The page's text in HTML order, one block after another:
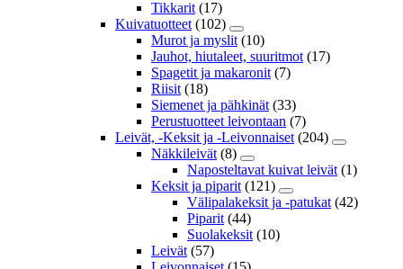
Tikkarit (17)
Kuivatuotteet (102)
Murot ja myslit (10)
Jauhot, hiutaleet, suuritmot (17)
Spagetit ja makaronit (7)
Riisit (18)
Siemenet ja pähkinät (33)
Perustuotteet leivontaan (7)
Leivät, -Keksit ja -Leivonnaiset (204)
Näkkileivät (8)
Naposteltavat kuivat leivät (1)
Keksit ja piparit (121)
Välipalakeksit ja -patukat (42)
Piparit (44)
Suolakeksit (10)
Leivät (57)